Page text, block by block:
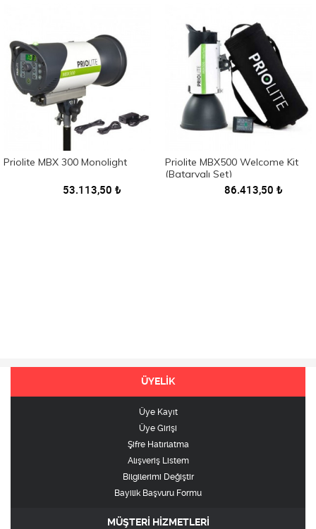
Priolite MBX 300 Monolight
53.113,50 ₺
Priolite MBX500 Welcome Kit
(Bataryalı Set)
86.413,50 ₺
ÜYELİK
Üye Kayıt
Üye Girişi
Şifre Hatırlatma
Alışveriş Listem
Bilgilerimi Değiştir
Bayilik Başvuru Formu
MÜŞTERİ HİZMETLERİ